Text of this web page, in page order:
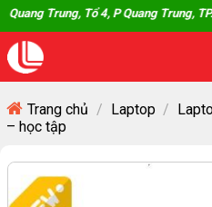
Skip
to
content
Tổ 4, P Quang Trung, TP.Thái Bình
Trang chủ / Laptop /
– học tập